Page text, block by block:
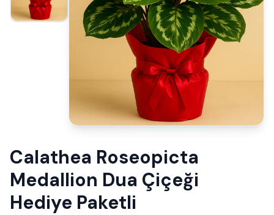
Calathea Roseopicta
Medallion Dua Çiçeği
Hediye Paketli